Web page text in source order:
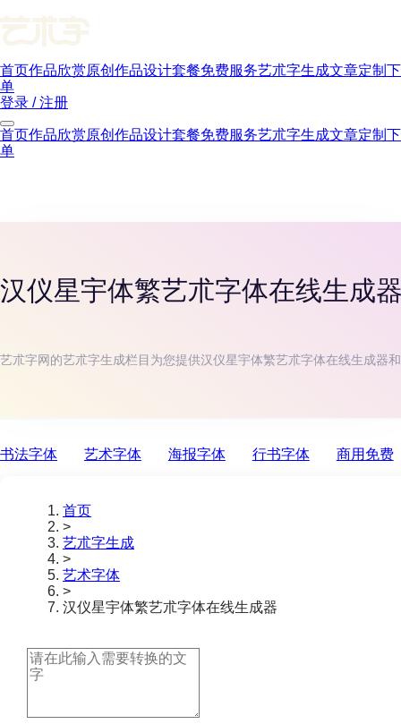
首页作品欣赏原创作品设计套餐免费服务艺朮字生成文章定制下
单
登录 / 注册
首页作品欣赏原创作品设计套餐免费服务艺朮字生成文章定制下
单
汉仪星宇体繁艺朮字体在线生成
艺朮字网的艺朮字生成栏目为您提供汉仪星宇体繁艺朮字体在线生成器
书法字体 艺术字体 海报字体 行书字体 商用免费
首页
>
艺朮字生成
>
艺术字体
>
汉仪星宇体繁艺朮字体在线生成器